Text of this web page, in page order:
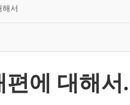
서
편에 대해서.